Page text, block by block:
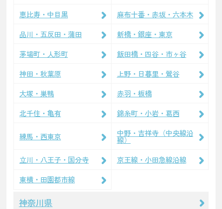
恵比寿・中目黒
麻布十番・赤坂・六本木
品川・五反田・蒲田
新橋・銀座・東京
茅場町・人形町
飯田橋・四谷・市ヶ谷
神田・秋葉原
上野・日暮里・鶯谷
大塚・巣鴨
赤羽・板橋
北千住・亀有
錦糸町・小岩・葛西
練馬・西東京 中野・吉祥寺（中央線沿
線）
立川・八王子・国分寺
京王線・小田急線沿線
東横・田園都市線
神奈川県